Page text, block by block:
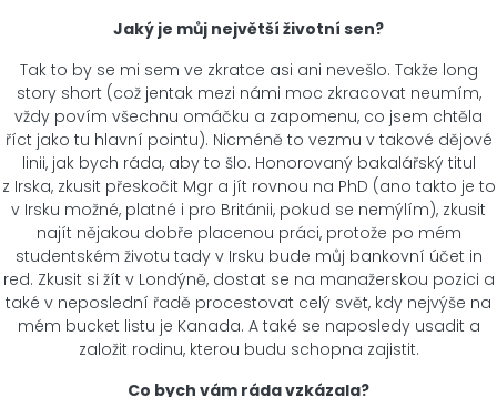
Jaký je můj největší životní sen?
Tak to by se mi sem ve zkratce asi ani nevešlo. Takže long
story short (což jentak mezi námi moc zkracovat neumím,
vždy povím všechnu omáčku a zapomenu, co jsem chtěla
říct jako tu hlavní pointu). Nicméně to vezmu v takové dějové
linii, jak bych ráda, aby to šlo. Honorovaný bakalářský titul
z Irska, zkusit přeskočit Mgr a jít rovnou na PhD (ano takto je to
v Irsku možné, platné i pro Británii, pokud se nemýlím), zkusit
najít nějakou dobře placenou práci, protože po mém
studentském životu tady v Irsku bude můj bankovní účet in
red. Zkusit si žít v Londýně, dostat se na manažerskou pozici a
také v neposlední řadě procestovat celý svět, kdy nejvýše na
mém bucket listu je Kanada. A také se naposledy usadit a
založit rodinu, kterou budu schopna zajistit.
Co bych vám ráda vzkázala?